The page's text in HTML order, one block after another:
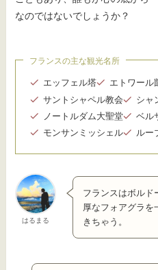
なのではないでしょうか？
フランスの主な観光名所
エッフェル塔 エトワール
サントシャペル教会
シャ
ノートルダム大聖堂
ベル
モンサンミッシェル
ルー
はるまる
フランスはボルド
厚なフォアグラを
きちゃう。